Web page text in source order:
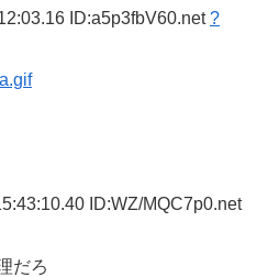
ID:a5p3fbV60.net?
ID:WZ/MQC7p0.net
だろ